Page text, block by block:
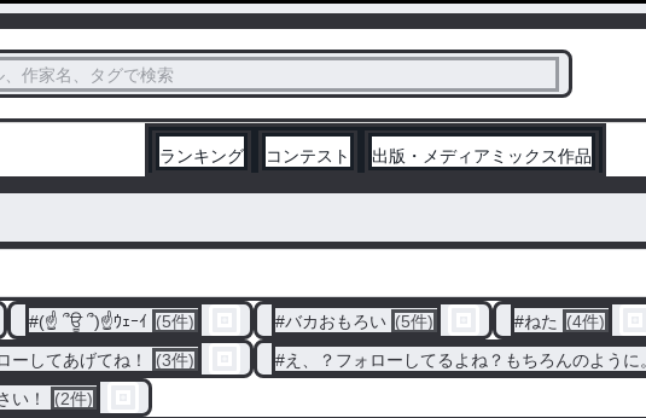
、作家名、タグで検索
ランキング コンテスト 出版・メディアミックス作品
#(☝ ՞ਊ ՞)☝ｳｪｰｲ (5件) #バカおもろい (5件) #ねた
(4件)
ーしてあげてね！ (3件) #え、？フォローしてるよね？もちろんのよう
い！ (2件)